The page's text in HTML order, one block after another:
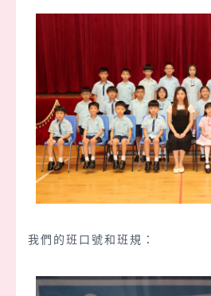
我們的班口號和班規：